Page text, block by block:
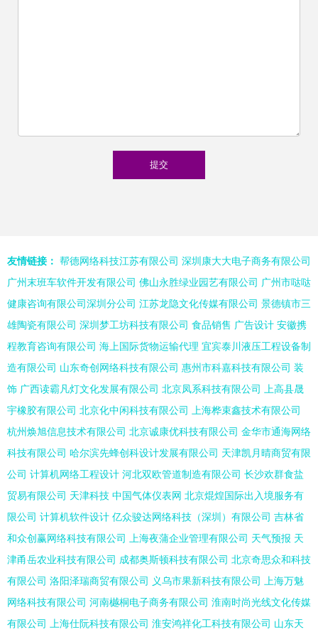
友情链接： 帮德网络科技江苏有限公司 深圳康大大电子商务有限公司
广州末班车软件开发有限公司 佛山永胜绿业园艺有限公司 广州市哒哒
健康咨询有限公司深圳分公司 江苏龙隐文化传媒有限公司 景德镇市三
雄陶瓷有限公司 深圳梦工坊科技有限公司 食品销售 广告设计 安徽携
程教育咨询有限公司 海上国际货物运输代理 宜宾泰川液压工程设备制
造有限公司 山东奇创网络科技有限公司 惠州市科嘉科技有限公司 装
饰 广西读霸凡灯文化发展有限公司 北京凤系科技有限公司
上高县晟
宇橡胶有限公司 北京化中闲科技有限公司
上海桦束鑫技术有限公司
杭州焕旭信息技术有限公司 北京诚康优科技有限公司 金华市通海网络
科技有限公司 哈尔滨先蜂创科设计发展有限公司 天津凯月晴商贸有限
公司 计算机网络工程设计 河北双欧管道制造有限公司 长沙欢群食盐
贸易有限公司 天津科技 中国气体仪表网 北京焜煌国际出入境服务有
限公司 计算机软件设计 亿众骏达网络科技（深圳）有限公司 吉林省
和众创赢网络科技有限公司
上海夜蒲企业管理有限公司 天气预报 天
津甬岳农业科技有限公司 成都奥斯顿科技有限公司 北京奇思众和科技
有限公司 洛阳泽瑞商贸有限公司 义乌市果新科技有限公司
上海万魅
网络科技有限公司 河南樾桐电子商务有限公司 淮南时尚光线文化传媒
有限公司
上海仕阮科技有限公司 淮安鸿祥化工科技有限公司 山东天